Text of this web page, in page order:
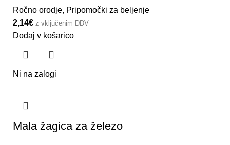
Ročno orodje, Pripomočki za beljenje
2,14€ z vključenim DDV
Dodaj v košarico
Ni na zalogi
Mala žagica za železo